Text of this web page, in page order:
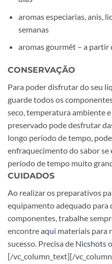
aromas especiarias, anis,
semanas
aromas gourmêt – a partir
CONSERVAÇÃO
Para poder disfrutar do seu
guarde todos os
seco, temperatura ambiente
preservado pode desfrutar
longo período de tempo,
enfraquecimento do sabor
período de tempo muito
CUIDADOS
Ao realizar os preparativos
equipamento adequado para
componentes, trabalhe
encontreaqui materiais para
sucesso. Precisa de Nicshots
[/vc_column_text][/